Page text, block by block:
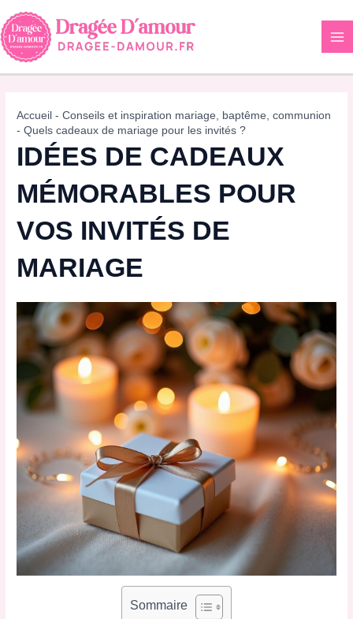
Aller
au
contenu
Accueil -Conseils et inspiration mariage, baptême, communion
-Quels cadeaux de mariage pour les invités ?
IDÉES DE CADEAUX
MÉMORABLES POUR
VOS INVITÉS DE
MARIAGE
Sommaire